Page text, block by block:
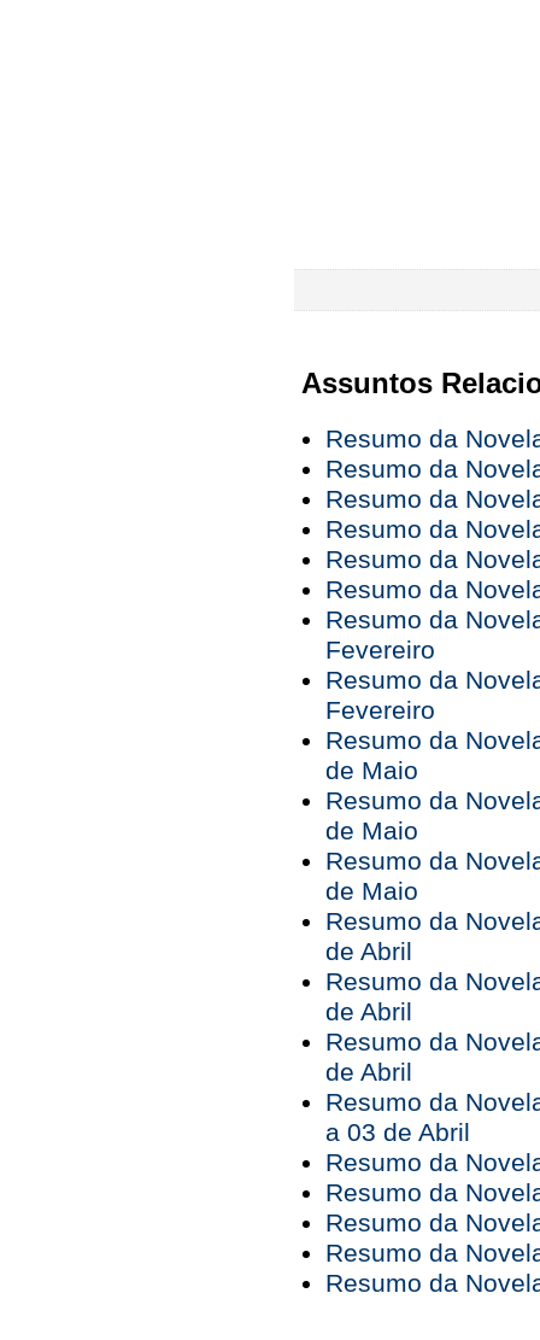
Assuntos
Resumo da
Resumo da
Resumo da
Resumo da
Resumo da
Resumo da
Resumo da
Fevereiro
Resumo da
Fevereiro
Resumo da
de Maio
Resumo da
de Maio
Resumo da
de Maio
Resumo da
de Abril
Resumo da
de Abril
Resumo da
de Abril
Resumo da
a 03 de Abril
Resumo da
Resumo da
Resumo da
Resumo da
Resumo da